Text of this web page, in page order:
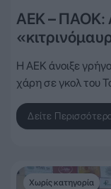
ΑΕΚ – ΠΑΟΚ:
Η ΑΕΚ άνοιξε
χάρη σε γκολ του
Δείτε
Χωρίς κατηγορία